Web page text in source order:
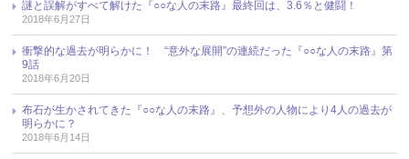
謎と誤解がすべて解けた『○○な人の末路』最終回は、3.6％と健闘！
2018年6月27日
衝撃的な過去が明らかに！ “意外な展開”の連続だった『○○な人の末路』第
9話
2018年6月20日
布石が生かされてきた『○○な人の末路』、予想外の人物により4人の過去が
明らかに？
2018年6月14日